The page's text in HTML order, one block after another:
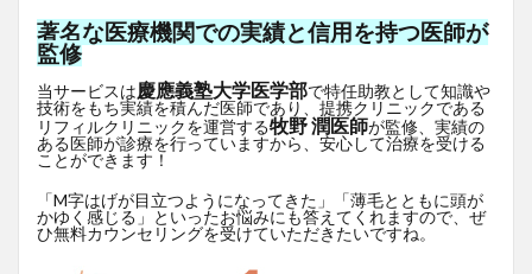
著名な医療機関での実績と信用を持つ医師が
監修
当サービスは慶應義塾大学医学部で特任助教として知識や
技術をもち実績を積んだ医師であり、提携クリニックである
リフィルクリニックを運営する牧野 潤医師が監修、実績の
ある医師が診療を行っていますから、安心して治療を受ける
ことができます！
「M字はげが目立つようになってきた」「薄毛とともに頭が
かゆく感じる」といったお悩みにも答えてくれますので、ぜ
ひ無料カウンセリングを受けていただきたいですね。